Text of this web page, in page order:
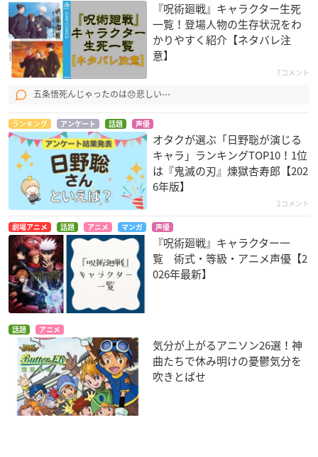
『呪術廻戦』キャラクター生死
一覧！登場人物の生存状況をわ
かりやすく紹介【ネタバレ注
意】
7コメント
五条悟死んじゃったのは😞悲しい⋯
ランキング アンケート 話題 声優
オタクが選ぶ「日野聡が演じる
キャラ」ランキングTOP10！1位
は『鬼滅の刃』煉󠄁獄杏寿郎【202
6年版】
2コメント
劇場アニメ 話題 アニメ マンガ 声優
『呪術廻戦』キャラクター一
覧 術式・等級・アニメ声優【2
026年最新】
話題 アニメ
気分が上がるアニソン26選！神
曲たちで休み明けの憂鬱気分を
吹きとばせ